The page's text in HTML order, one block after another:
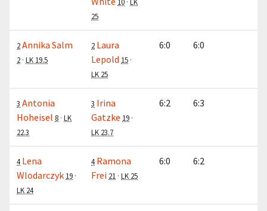
25
2Annika Salm
2 · LK 19.5
2 Laura
Lepold 15 ·
LK 25
6:0 6:0
3 Antonia
Hoheisel 8 · LK
22.3
3 Irina
Gatzke 19 ·
LK 23.7
6:2 6:3
4 Lena
Wlodarczyk 19 ·
LK 24
4 Ramona
Frei 21 · LK 25
6:0 6:2